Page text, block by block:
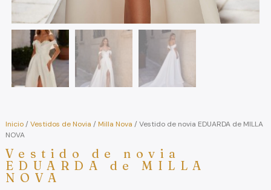
Inicio/Vestidos de Novia / Milla Nova / Vestido de novia EDUARDA de MILLA
NOVA
Vestido de novia
EDUARDA de MILLA
NOVA